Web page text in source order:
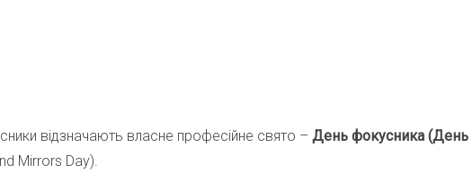
відзначають власне професійне свято – День фокусника (День
Mirrors Day).